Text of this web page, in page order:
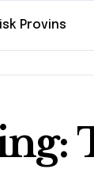
Provins